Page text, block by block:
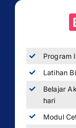
Program
Latihan
Belajar
hari
Modul